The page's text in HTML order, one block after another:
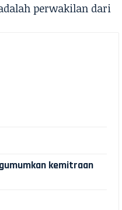
perwakilan dari
kemitraan